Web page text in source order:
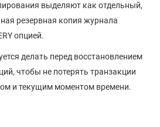
выделяют как отдельный,
резервная копия журнала
опцией.
делать перед восстановлением
чтобы не потерять транзакции
и текущим моментом времени.